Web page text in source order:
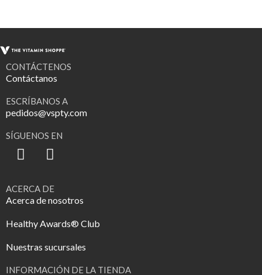
CONTÁCTENOS
Contáctanos
ESCRÍBANOS A
pedidos@vspty.com
SÍGUENOS EN
ACERCA DE
Acerca de nosotros
Healthy Awards® Club
Nuestras sucursales
INFORMACIÓN DE LA TIENDA